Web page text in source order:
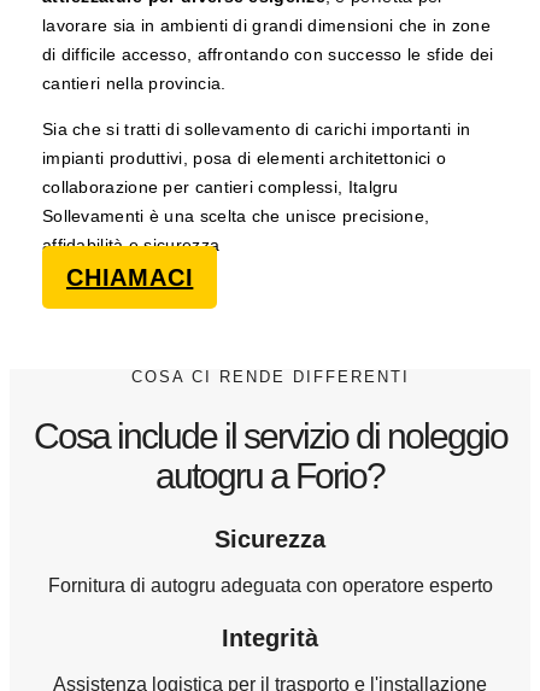
lavorare sia in ambienti di grandi dimensioni che in zone
di difficile accesso, affrontando con successo le sfide dei
cantieri nella provincia.
Sia che si tratti di sollevamento di carichi importanti in
impianti produttivi, posa di elementi architettonici o
collaborazione per cantieri complessi, Italgru
Sollevamenti è una scelta che unisce precisione,
affidabilità e sicurezza
CHIAMACI
COSA CI RENDE DIFFERENTI
Cosa include il servizio di noleggio
autogru a Forio?
Sicurezza
Fornitura di autogru adeguata con operatore esperto
Integrità
Assistenza logistica per il trasporto e l'installazione